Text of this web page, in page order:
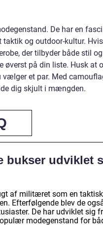
De har en
og outdoor-kultur.
der tilbyder både stil og
på din liste. Husk at
et par. Med
dig skjult i mængden.
bukser udviklet
af militæret som en taktisk
Efterfølgende blev de
De har udviklet sig
modegenstand for